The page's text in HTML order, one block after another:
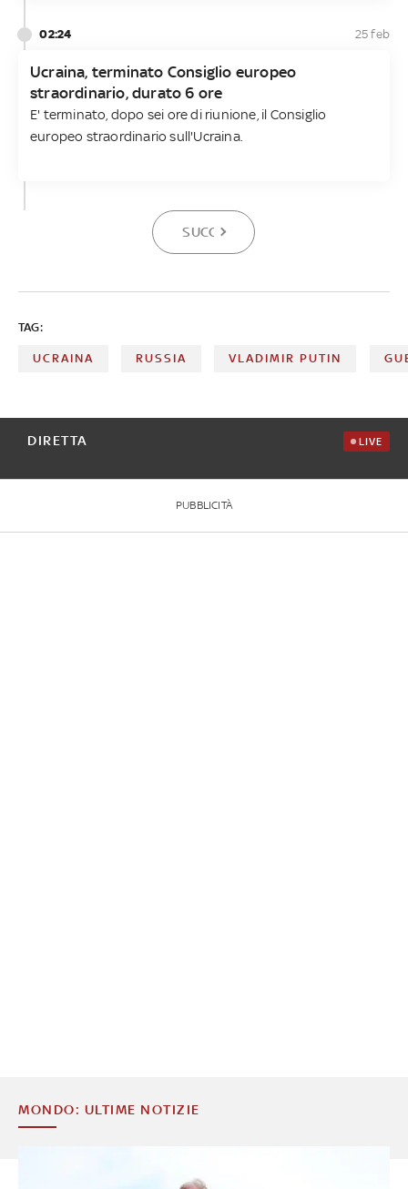
02:24 25 feb
Ucraina, terminato Consiglio europeo
straordinario, durato 6 ore
E' terminato, dopo sei ore di riunione, il Consiglio
europeo straordinario sull'Ucraina.
SUCCESSIVA
TAG:
UCRAINA RUSSIA VLADIMIR PUTIN
DIRETTA LIVE
PUBBLICITÀ
MONDO: ULTIME NOTIZIE